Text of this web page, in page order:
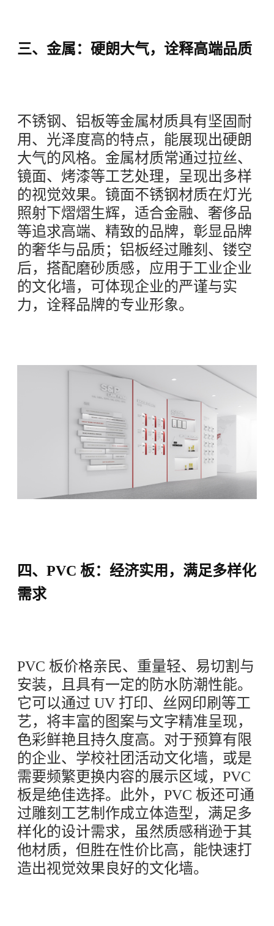
三、金属：硬朗大气，诠释高端品质
不锈钢、铝板等金属材质具有坚固耐
用、光泽度高的特点，能展现出硬朗
大气的风格。金属材质常通过拉丝、
镜面、烤漆等工艺处理，呈现出多样
的视觉效果。镜面不锈钢材质在灯光
照射下熠熠生辉，适合金融、奢侈品
等追求高端、精致的品牌，彰显品牌
的奢华与品质；铝板经过雕刻、镂空
后，搭配磨砂质感，应用于工业企业
的文化墙，可体现企业的严谨与实
力，诠释品牌的专业形象。
四、PVC 板：经济实用，满足多样化
需求
PVC 板价格亲民、重量轻、易切割与
安装，且具有一定的防水防潮性能。
它可以通过 UV 打印、丝网印刷等工
艺，将丰富的图案与文字精准呈现，
色彩鲜艳且持久度高。对于预算有限
的企业、学校社团活动文化墙，或是
需要频繁更换内容的展示区域，PVC
板是绝佳选择。此外，PVC 板还可通
过雕刻工艺制作成立体造型，满足多
样化的设计需求，虽然质感稍逊于其
他材质，但胜在性价比高，能快速打
造出视觉效果良好的文化墙。